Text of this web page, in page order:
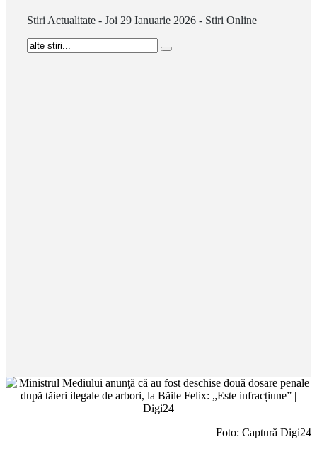
Stiri Actualitate - Joi 29 Ianuarie 2026 - Stiri Online
Foto: Captură Digi24